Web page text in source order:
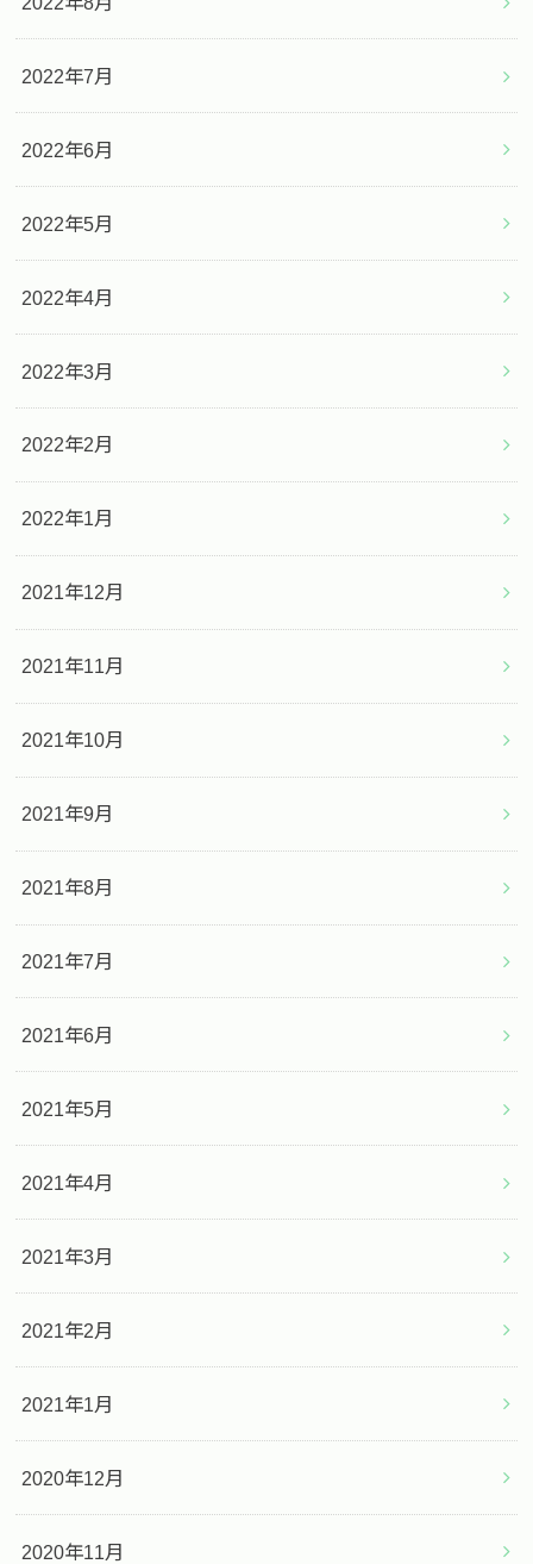
2022年7月
2022年6月
2022年5月
2022年4月
2022年3月
2022年2月
2022年1月
2021年12月
2021年11月
2021年10月
2021年9月
2021年8月
2021年7月
2021年6月
2021年5月
2021年4月
2021年3月
2021年2月
2021年1月
2020年12月
2020年11月